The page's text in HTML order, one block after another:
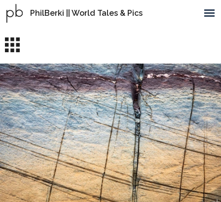
PhilBerki || World Tales & Pics